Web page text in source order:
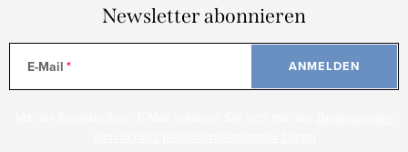
Newsletter abonnieren
E-Mail ANMELDEN